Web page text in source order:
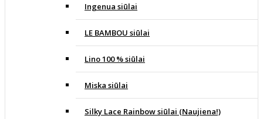
Ingenua siūlai
LE BAMBOU siūlai
Lino 100 % siūlai
Miska siūlai
Silky Lace Rainbow siūlai (Naujiena!)